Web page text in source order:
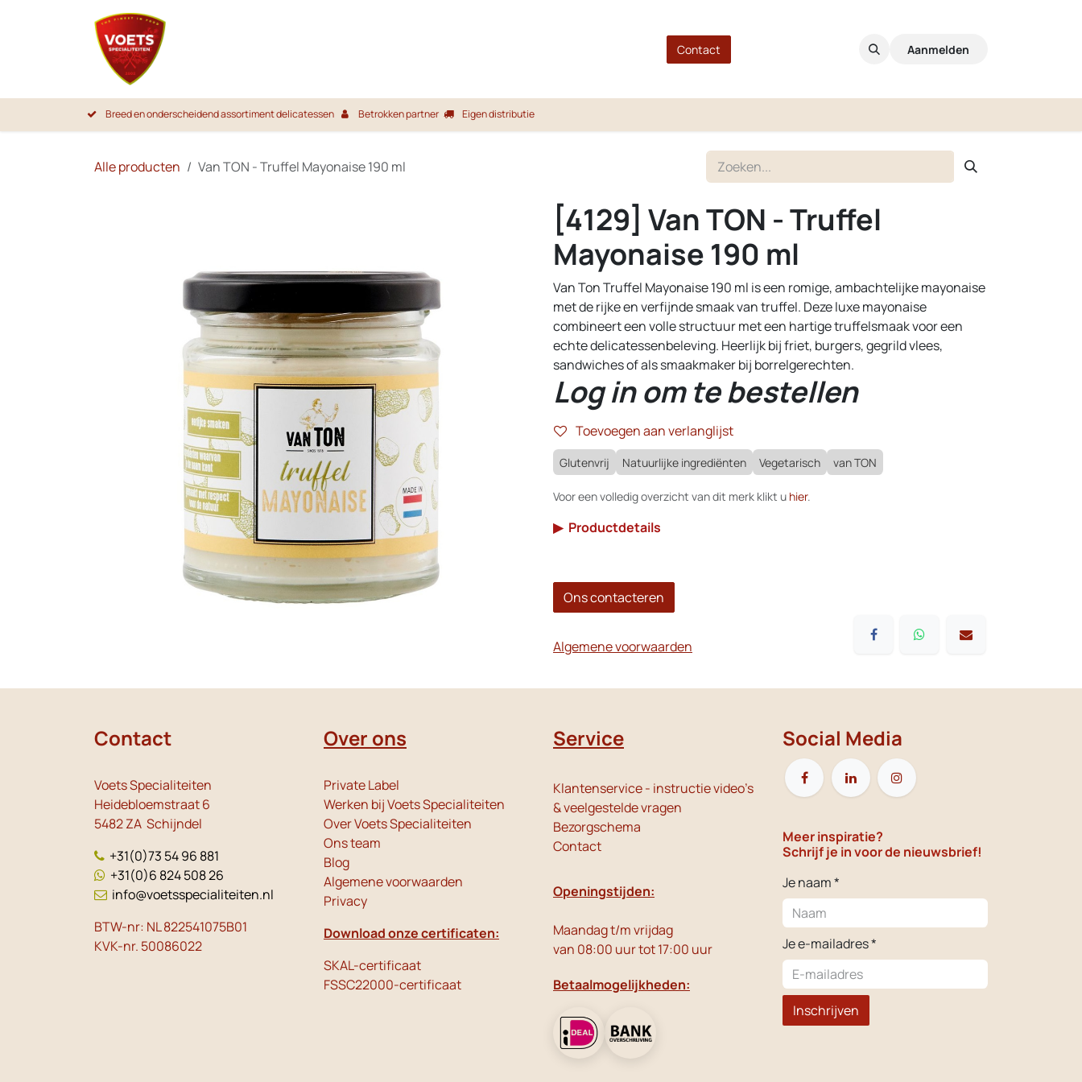
Overslaan naar inhoud
Contact Aanmelden
Breed en onderscheidend assortiment delicatessen Betrokken partner Eigen distributie
Alle producten Van TON - Truffel Mayonaise 190 ml
[4129] Van TON - Truffel
Mayonaise 190 ml
Van Ton Truffel Mayonaise 190 ml is een romige, ambachtelijke mayonaise
met de rijke en verfijnde smaak van truffel. Deze luxe mayonaise
combineert een volle structuur met een hartige truffelsmaak voor een
echte delicatessenbeleving. Heerlijk bij friet, burgers, gegrild vlees,
sandwiches of als smaakmaker bij borrelgerechten.
Log in om te bestellen
Toevoegen aan verlanglijst
Glutenvrij Natuurlijke ingrediënten Vegetarisch van TON
Voor een volledig overzicht van dit merk klikt u hier.
▶ Productdetails
Ons contacteren
Algemene voorwaarden
Contact
Voets Specialiteiten
Heidebloemstraat 6
5482 ZA Schijndel
+31(0)73 54 96 881
+31(0)6 824 508 26
info@voetsspecialiteiten.nl
BTW-nr: NL 822541075B01
KVK-nr. 50086022
Over ons
Private Label
Werken bij Voets Specialiteiten
Over Voets Specialiteiten
Ons team
Blog
Algemene voorwaarden
Privacy
Download onze certificaten:
SKAL-certificaat
FSSC22000-certificaat
Service
Klantenservice - instructie video's
& veelgestelde vragen
Bezorgschema
Contact
Openingstijden:
Maandag t/m vrijdag
van 08:00 uur tot 17:00 uur
Betaalmogelijkheden:
Social Media
Meer inspiratie?
Schrijf je in voor de nieuwsbrief!
Je naam *
Je e-mailadres *
Inschrijven